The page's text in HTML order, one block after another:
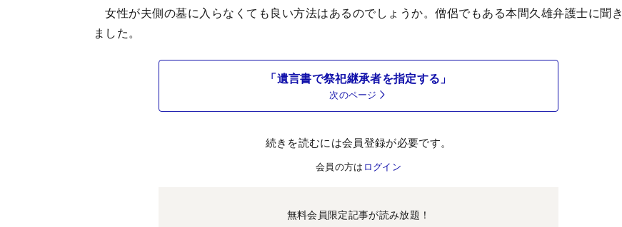
女性が夫側の墓に入らなくても良い方法はあるのでしょうか。僧侶でもある本間久雄弁護士に聞き
ました。
「遺言書で祭祀継承者を指定する」
次のページ
続きを読むには会員登録が必要です。
会員の方は ログイン
無料会員限定記事が読み放題！